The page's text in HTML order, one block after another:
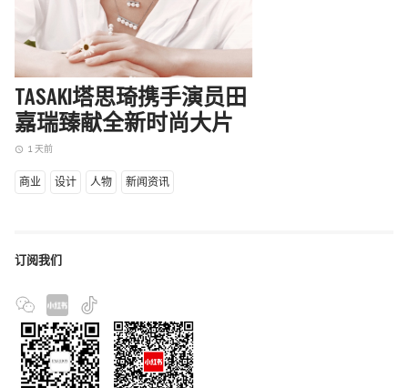
TASAKI塔思琦携手演员田
嘉瑞臻献全新时尚大片
access_time 1 天前
商业 设计 人物 新闻资讯
订阅我们